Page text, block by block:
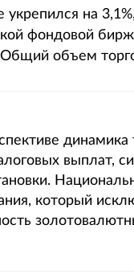
укрепился на
фондовой
объем
выплат,
который